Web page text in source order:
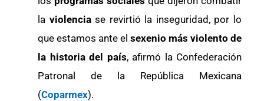
la violenciase revirtió la inseguridad, por lo
que estamos ante el sexenio más violento de
la historia del país, afirmó la Confederación
Patronal de la República Mexicana
(Coparmex).